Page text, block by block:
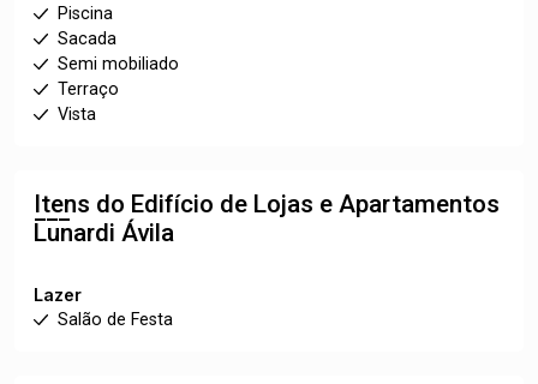
Piscina
Sacada
Semi mobiliado
Terraço
Vista
Itens do Edifício de Lojas e Apartamentos
Lunardi Ávila
Lazer
Salão de Festa